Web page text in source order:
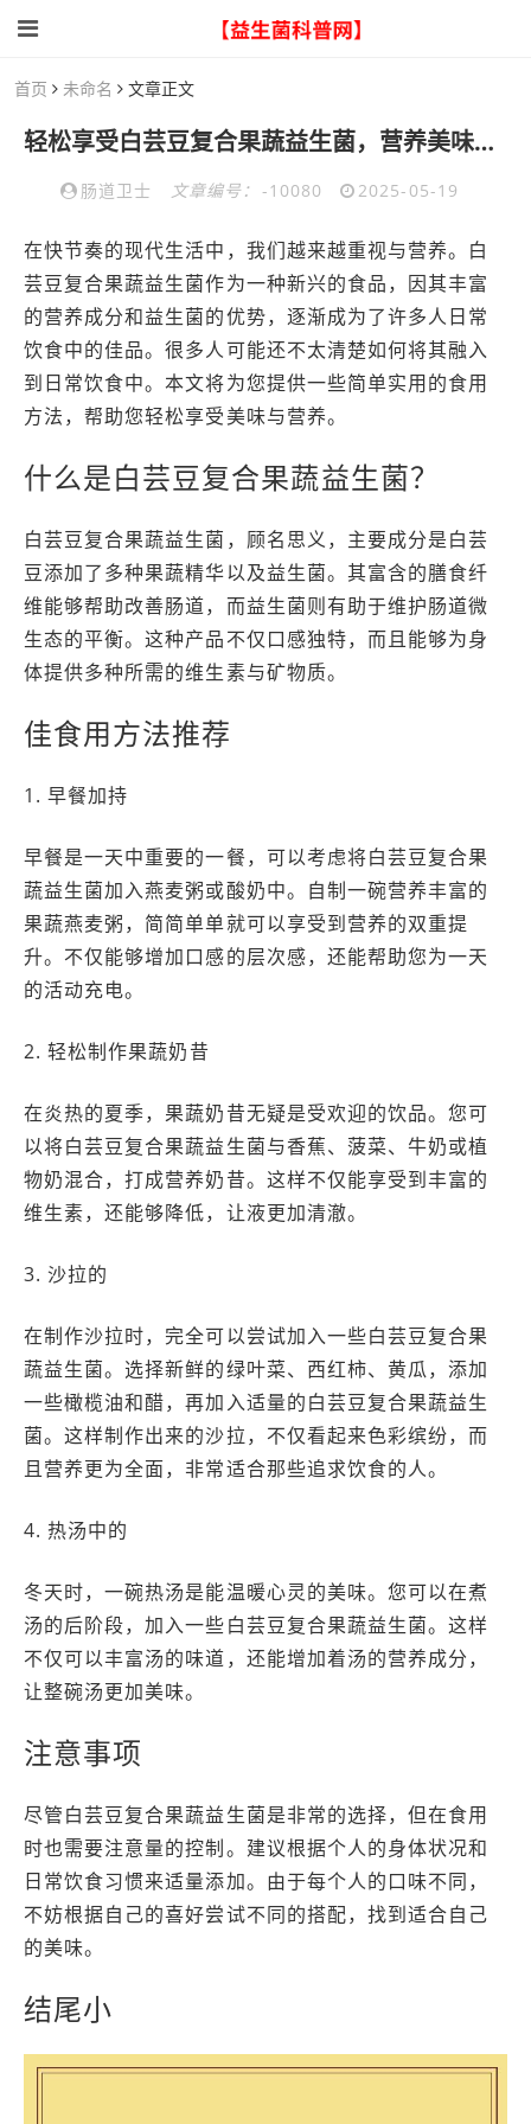
首页 未命名 文章正文
轻松享受白芸豆复合果蔬益生菌，营养美味的佳食用方法全攻略
肠道卫士 文章编号： -10080 2025-05-19
在快节奏的现代生活中，我们越来越重视与营养。白
芸豆复合果蔬益生菌作为一种新兴的食品，因其丰富
的营养成分和益生菌的优势，逐渐成为了许多人日常
饮食中的佳品。很多人可能还不太清楚如何将其融入
到日常饮食中。本文将为您提供一些简单实用的食用
方法，帮助您轻松享受美味与营养。
什么是白芸豆复合果蔬益生菌？
白芸豆复合果蔬益生菌，顾名思义，主要成分是白芸
豆添加了多种果蔬精华以及益生菌。其富含的膳食纤
维能够帮助改善肠道，而益生菌则有助于维护肠道微
生态的平衡。这种产品不仅口感独特，而且能够为身
体提供多种所需的维生素与矿物质。
佳食用方法推荐
1. 早餐加持
早餐是一天中重要的一餐，可以考虑将白芸豆复合果
蔬益生菌加入燕麦粥或酸奶中。自制一碗营养丰富的
果蔬燕麦粥，简简单单就可以享受到营养的双重提
升。不仅能够增加口感的层次感，还能帮助您为一天
的活动充电。
2. 轻松制作果蔬奶昔
在炎热的夏季，果蔬奶昔无疑是受欢迎的饮品。您可
以将白芸豆复合果蔬益生菌与香蕉、菠菜、牛奶或植
物奶混合，打成营养奶昔。这样不仅能享受到丰富的
维生素，还能够降低，让液更加清澈。
3. 沙拉的
在制作沙拉时，完全可以尝试加入一些白芸豆复合果
蔬益生菌。选择新鲜的绿叶菜、西红柿、黄瓜，添加
一些橄榄油和醋，再加入适量的白芸豆复合果蔬益生
菌。这样制作出来的沙拉，不仅看起来色彩缤纷，而
且营养更为全面，非常适合那些追求饮食的人。
4. 热汤中的
冬天时，一碗热汤是能温暖心灵的美味。您可以在煮
汤的后阶段，加入一些白芸豆复合果蔬益生菌。这样
不仅可以丰富汤的味道，还能增加着汤的营养成分，
让整碗汤更加美味。
注意事项
尽管白芸豆复合果蔬益生菌是非常的选择，但在食用
时也需要注意量的控制。建议根据个人的身体状况和
日常饮食习惯来适量添加。由于每个人的口味不同，
不妨根据自己的喜好尝试不同的搭配，找到适合自己
的美味。
结尾小